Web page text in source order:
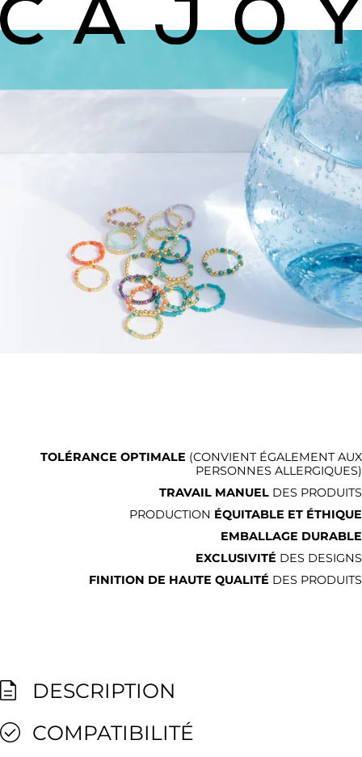
TOLÉRANCE OPTIMALE (CONVIENT ÉGALEMENT AUX
PERSONNES ALLERGIQUES)
TRAVAIL MANUEL DES PRODUITS
PRODUCTION ÉQUITABLE ET ÉTHIQUE
EMBALLAGE DURABLE
EXCLUSIVITÉ DES DESIGNS
FINITION DE HAUTE QUALITÉ DES PRODUITS
DESCRIPTION
COMPATIBILITÉ